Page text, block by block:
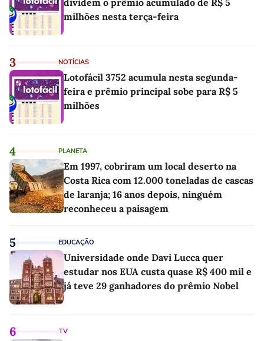
milhões nesta terça-feira
3 NOTÍCIAS
Lotofácil 3752 acumula nesta segunda-
feira e prêmio principal sobe para R$ 5
milhões
4 PLANETA
Em 1997, cobriram um local deserto na
Costa Rica com 12.000 toneladas de cascas
de laranja; 16 anos depois, ninguém
reconheceu a paisagem
5 EDUCAÇÃO
Universidade onde Davi Lucca quer
estudar nos EUA custa quase R$ 400 mil e
já teve 29 ganhadores do prêmio Nobel
6 TV